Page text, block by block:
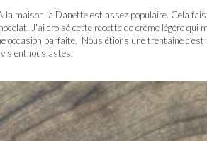
la maison la Danette est assez populaire. Cela
J’ai croisé cette recette de crème légère qui
occasion parfaite. Nous étions une trentaine
enthousiastes.